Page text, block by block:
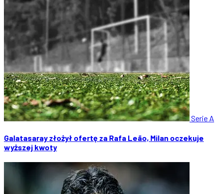
Serie A
Galatasaray złożył ofertę za Rafa Leão, Milan oczekuje
wyższej kwoty